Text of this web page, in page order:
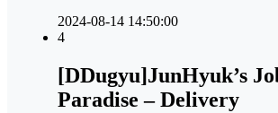
2024-08-14 14:50:00
4
[DDugyu]JunHyuk’s
Paradise – Delivery